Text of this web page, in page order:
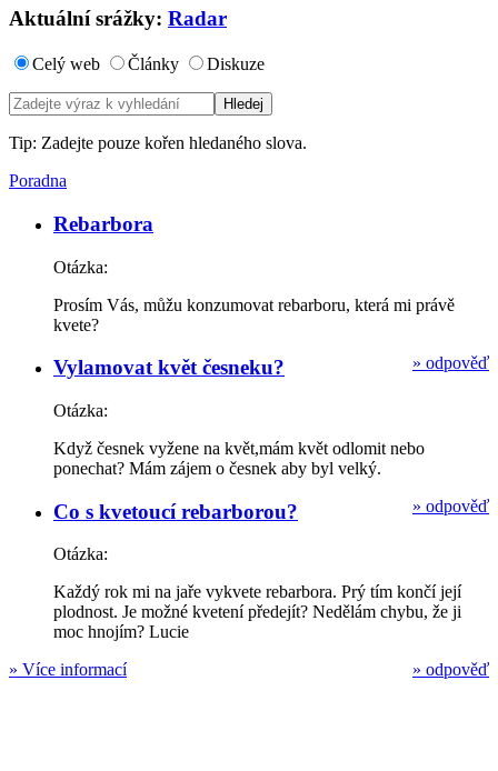
Aktuální srážky: Radar
Celý web Články Diskuze
Tip: Zadejte pouze kořen hledaného slova.
Poradna
Rebarbora
Otázka:
Prosím Vás, můžu konzumovat rebarboru, která mi právě
kvete?
» odpověď
Vylamovat květ česneku?
Otázka:
Když česnek vyžene na květ,mám květ odlomit nebo
ponechat? Mám zájem o česnek aby byl velký.
» odpověď
Co s kvetoucí rebarborou?
Otázka:
Každý rok mi na jaře vykvete rebarbora. Prý tím končí její
plodnost. Je možné kvetení předejít? Nedělám chybu, že ji
moc hnojím? Lucie
» odpověď
» Více informací